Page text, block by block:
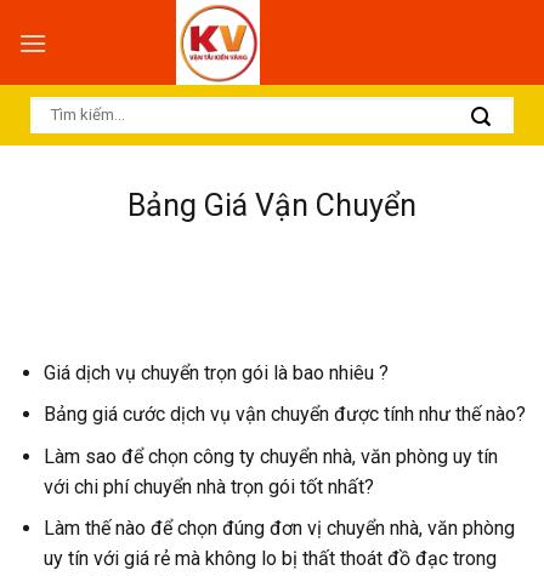
Bảng Giá Vận Chuyển
Giá dịch vụ chuyển trọn gói là bao nhiêu ?
Bảng giá cước dịch vụ vận chuyển được tính như thế nào?
Làm sao để chọn công ty chuyển nhà, văn phòng uy tín
với chi phí chuyển nhà trọn gói tốt nhất?
Làm thế nào để chọn đúng đơn vị chuyển nhà, văn phòng
uy tín với giá rẻ mà không lo bị thất thoát đồ đạc trong